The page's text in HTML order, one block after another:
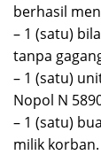
berhasil
– 1 (satu)
tanpa
– 1 (satu)
Nopol N
– 1 (satu)
milik korban.